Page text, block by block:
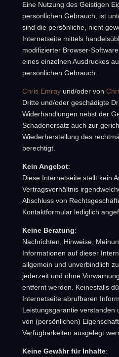
Eine Nutzung des Geistigen
persönlichen Gebrauch, ist
sind die persönliche, nicht
Internetseite mittels
modifizierter Browser-
eines einzelnen Ausdruckes
persönlichen Gebrauch.
Chris Emrayund/oder von
Dritte und/oder geschädigte
Widerhandlungen nebst der
Schadenersatz auch zur
Wiederherstellung des
berechtigt.
Kein Angebot:
Diese Internetseite stellt kein
Vertragsverhältnis
Abschluss von
Kontaktformular lediglich
Keine Beratung:
Nachrichten, Hinweise,
Informationen auf dieser
allgemein und unverbindlich
jederzeit und ohne
entfernt werden. Keinesfalls
Internetseite abrufbaren
Leistungsgarantie verstanden
von (persönlichen)
Verfügbarkeiten ausgelegt
Keine Gewähr für Inhalte: